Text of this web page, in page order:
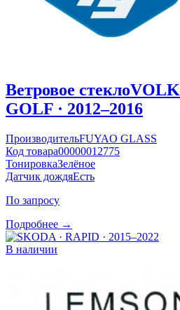
Ветровое стекло
GOLF · 2012–2016
ПроизводительFUYAO GLASS
Код товара00000012775
ТонировкаЗелёное
Датчик дождяЕсть
По запросу
Подробнее →
В наличии